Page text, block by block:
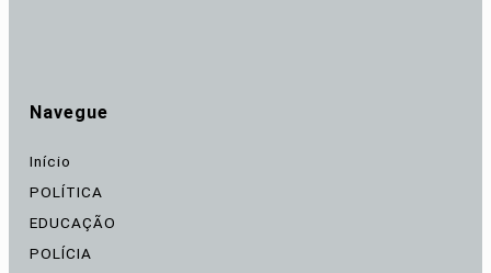
Navegue
Início
POLÍTICA
EDUCAÇÃO
POLÍCIA